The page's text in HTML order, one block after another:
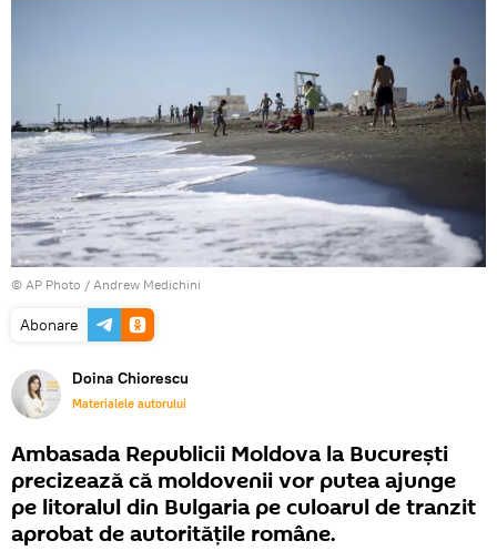
© AP Photo / Andrew Medichini
Abonare
Doina Chiorescu
Materialele autorului
Ambasada Republicii Moldova la București
precizează că moldovenii vor putea ajunge
pe litoralul din Bulgaria pe culoarul de tranzit
aprobat de autoritățile române.